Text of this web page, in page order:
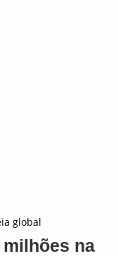
global
milhões na